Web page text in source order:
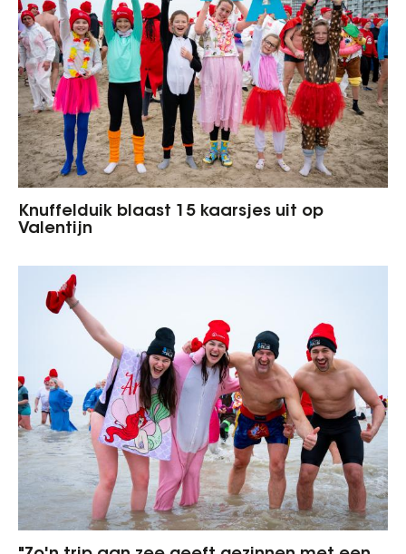
Knuffelduik blaast 15 kaarsjes uit op
Valentijn